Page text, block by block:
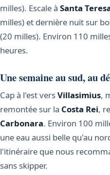
milles). Escale à Santa
milles) et dernière nuit sur
(20 milles). Environ 110
heures.
Une semaine au sud, au
Cap à l'est versVillasimius,
remontée sur la Costa Rei,
Carbonara. Environ 100
une eau aussi belle qu'au
l'itinéraire que nous
sans skipper.